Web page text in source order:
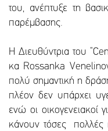
του, ανέπτυξε τη
παρέμβασης.
Η Διευθύντρια του
κα Rossanka
πολύ σημαντική η
πλέον δεν υπάρχει
ενώ οι οικογενειακοί
κάνουν τόσες πολλές